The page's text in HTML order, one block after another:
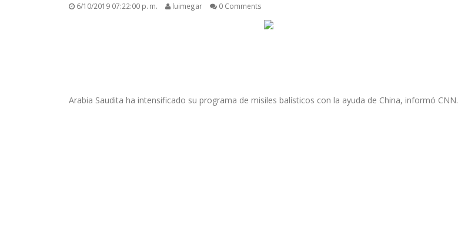
6/10/2019 07:22:00 p. m. luimegar 0 Comments
Arabia Saudita ha intensificado su programa de misiles balísticos con la ayuda de China, informó CNN.